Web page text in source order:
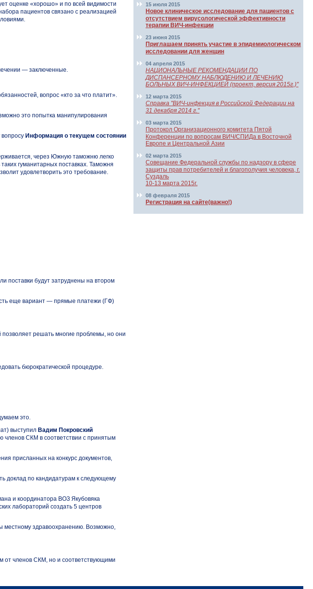
оценке «хорошо» и по всей видимости
пациентов связано с реализацией
— заключенные.
вопрос «кто за что платит».
это попытка манипулирования
Информация о текущем состоянии
через Южную таможню легко
гуманитарных поставках. Таможня
удовлетворить это требование.
поставки будут затруднены на втором
еще вариант — прямые платежи (ГФ)
позволяет решать многие проблемы, но они
бюрократической процедуре.
это.
выступил Вадим Покровский
членов СКМ в соответствии с принятым
присланных на конкурс документов,
доклад по кандидатурам к следующему
и координатора ВОЗ Якубовяка
лабораторий создать 5 центров
местному здравоохранению. Возможно,
от членов СКМ, но и соответствующими
15 июля 2015
Новое клиническое исследование для пациентов с
отсутствием вирусологической эффективности
терапии ВИЧ-инфекции
23 июня 2015
Приглашаем принять участие в эпидемиологическом
исследовании для женщин
04 апреля 2015
НАЦИОНАЛЬНЫЕ РЕКОМЕНДАЦИИ ПО
ДИСПАНСЕРНОМУ НАБЛЮДЕНИЮ И ЛЕЧЕНИЮ
БОЛЬНЫХ ВИЧ-ИНФЕКЦИЕЙ (проект, версия 2015г.)"
12 марта 2015
Справка "ВИЧ-инфекция в Российской Федерации на
31 декабря 2014 г."
03 марта 2015
Протокол Организационного комитета Пятой
Конференции по вопросам ВИЧ/СПИДа в Восточной
Европе и Центральной Азии
02 марта 2015
Совещание Федеральной службы по надзору в сфере
защиты прав потребителей и благополучия человека, г.
Суздаль
10-13 марта 2015г.
08 февраля 2015
Регистрация на сайте(важно!)